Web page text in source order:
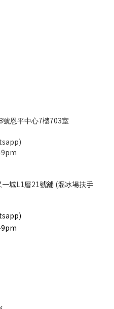
號恩平中心7樓703室
9pm
城L1層21號舖 (溜冰場扶手
9pm